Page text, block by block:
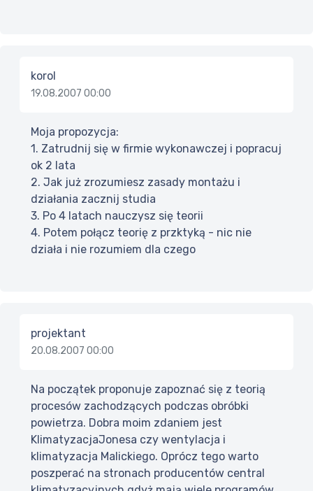
korol
19.08.2007 00:00
Moja propozycja:
1. Zatrudnij się w firmie wykonawczej i popracuj
ok 2 lata
2. Jak już zrozumiesz zasady montażu i
działania zacznij studia
3. Po 4 latach nauczysz się teorii
4. Potem połącz teorię z przktyką - nic nie
działa i nie rozumiem dla czego
projektant
20.08.2007 00:00
Na początek proponuje zapoznać się z teorią
procesów zachodzących podczas obróbki
powietrza. Dobra moim zdaniem jest
KlimatyzacjaJonesa czy wentylacja i
klimatyzacja Malickiego. Oprócz tego warto
poszperać na stronach producentów central